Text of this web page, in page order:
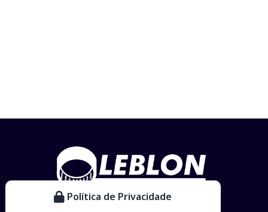
Política de Privacidade